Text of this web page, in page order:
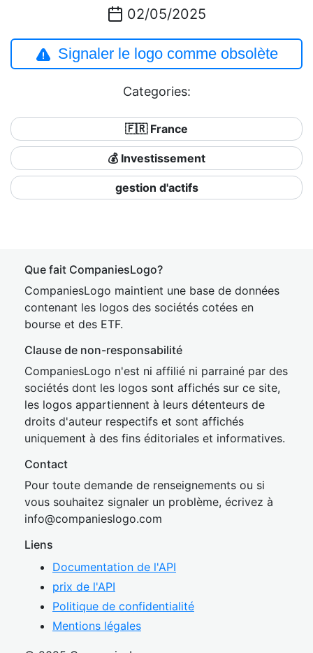
02/05/2025
Signaler le logo comme obsolète
Categories:
🇫🇷 France
💰 Investissement
gestion d'actifs
Que fait CompaniesLogo?
CompaniesLogo maintient une base de données
contenant les logos des sociétés cotées en
bourse et des ETF.
Clause de non-responsabilité
CompaniesLogo n'est ni affilié ni parrainé par des
sociétés dont les logos sont affichés sur ce site,
les logos appartiennent à leurs détenteurs de
droits d'auteur respectifs et sont affichés
uniquement à des fins éditoriales et informatives.
Contact
Pour toute demande de renseignements ou si
vous souhaitez signaler un problème, écrivez à
info@companieslogo.com
Liens
Documentation de l'API
prix de l'API
Politique de confidentialité
Mentions légales